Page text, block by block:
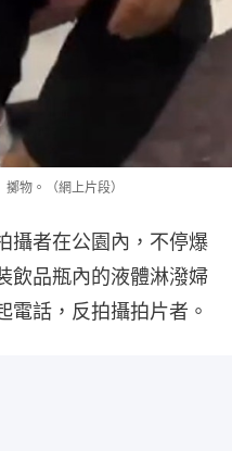
物。（網上片段）
攝者在公園內，不停爆
飲品瓶內的液體淋潑婦
電話，反拍攝拍片者。